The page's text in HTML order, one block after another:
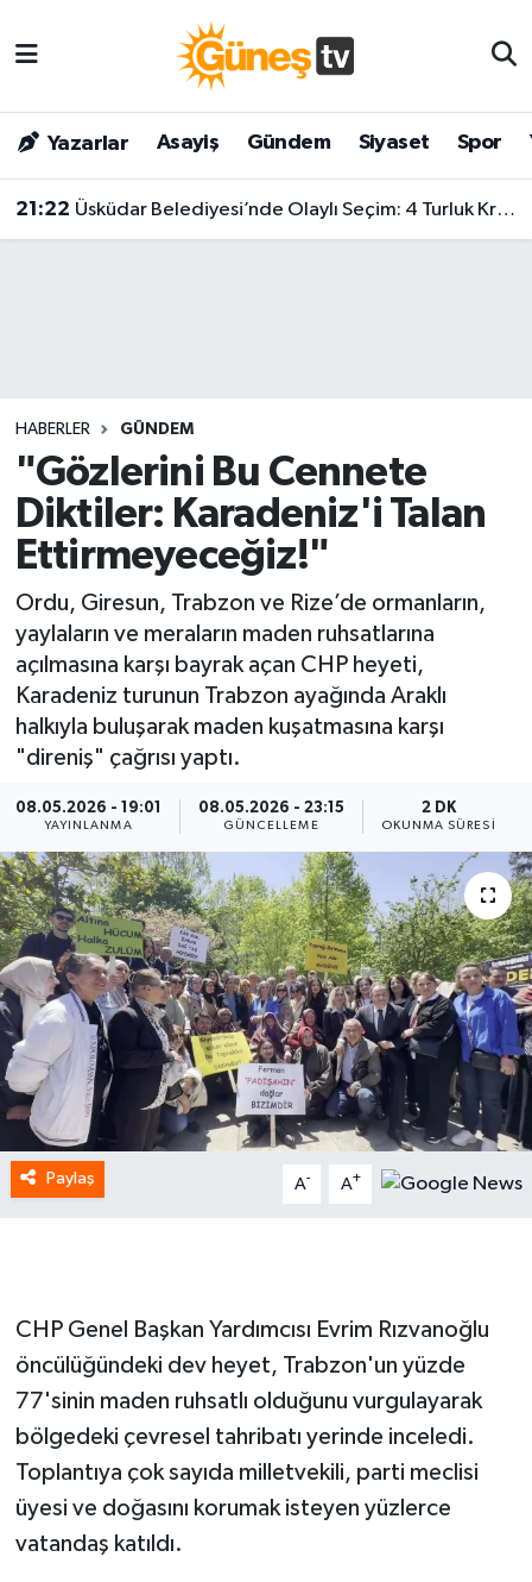
Yazarlar Asayiş Gündem Siyaset Spor
21:22 Üsküdar Belediyesi’nde Olaylı Seçim: 4 Turluk Krizin Ardından Sibel Tan Çetinkaya Kazandı!
HABERLER GÜNDEM
"Gözlerini Bu Cennete
Diktiler: Karadeniz'i Talan
Ettirmeyeceğiz!"
Ordu, Giresun, Trabzon ve Rize’de ormanların,
yaylaların ve meraların maden ruhsatlarına
açılmasına karşı bayrak açan CHP heyeti,
Karadeniz turunun Trabzon ayağında Araklı
halkıyla buluşarak maden kuşatmasına karşı
"direniş" çağrısı yaptı.
08.05.2026 - 19:01
YAYINLANMA
08.05.2026 - 23:15
GÜNCELLEME
2 DK
OKUNMA SÜRESI
Paylaş A- A+
CHP Genel Başkan Yardımcısı Evrim Rızvanoğlu
öncülüğündeki dev heyet, Trabzon'un yüzde
77'sinin maden ruhsatlı olduğunu vurgulayarak
bölgedeki çevresel tahribatı yerinde inceledi.
Toplantıya çok sayıda milletvekili, parti meclisi
üyesi ve doğasını korumak isteyen yüzlerce
vatandaş katıldı.
Bilim & Teknoloji
Dünya
Magazin
Siyaset
Spor
Yaşam
Malatya Nöbetçi Eczaneler
Malatya Hava Durumu
Malatya Namaz Vakitleri
Son Dakika Haberleri
Haber Arşivi